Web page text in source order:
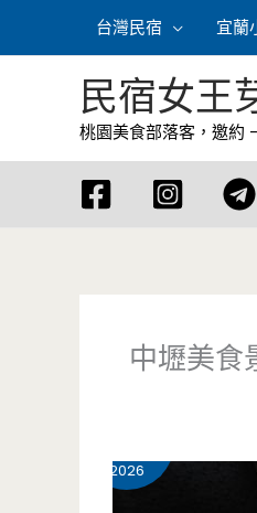
容
台灣民宿 宜蘭
民宿女王
桃園美食部落客，邀約
中壢美食
2026